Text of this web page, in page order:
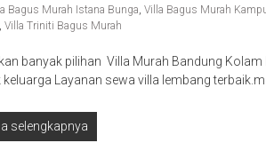
Bagus Murah Istana Bunga Villa Bagus Murah
Villa Triniti Bagus Murah
banyak pilihan Villa Murah Bandung
keluarga Layanan sewa villa lembang
selengkapnya